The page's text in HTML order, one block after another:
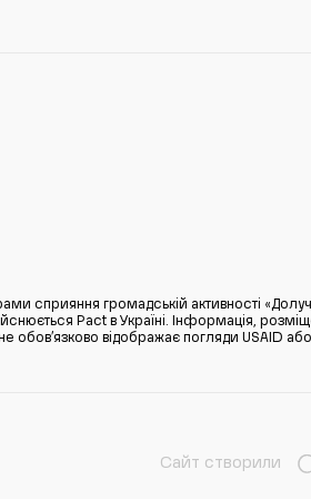
сприяння громадській активності
Pact в Україні. Інформація,
обов’язково відображає погляди USAID
Сайт створили